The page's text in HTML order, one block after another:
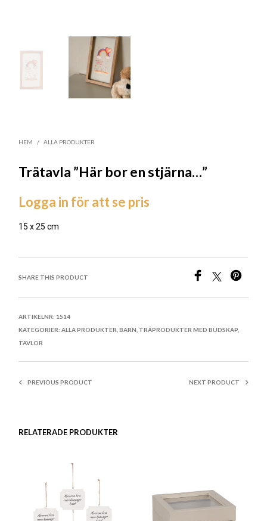
HEM / ALLA PRODUKTER
Trätavla ”Här bor en stjärna…”
Logga in för att se pris
15 x 25 cm
SHARE THIS PRODUCT
ARTIKELNR: 1514
KATEGORIER:ALLA PRODUKTER ,BARN TRÄPRODUKTER MED BUDSKAP
TAVLOR
PREVIOUS PRODUCT NEXT PRODUCT
RELATERADE PRODUKTER